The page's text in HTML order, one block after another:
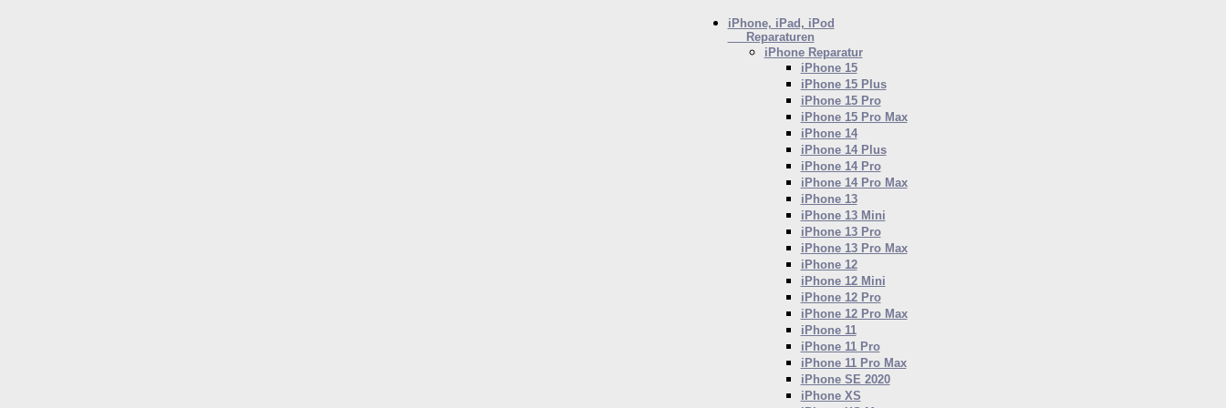
iPhone, iPad, iPod
Reparaturen
iPhoneReparatur
iPhone 15
iPhone 15 Plus
iPhone 15 Pro
iPhone 15 Pro Max
iPhone 14
iPhone 14 Plus
iPhone 14 Pro
iPhone 14 Pro Max
iPhone 13
iPhone 13 Mini
iPhone 13 Pro
iPhone 13 Pro Max
iPhone 12
iPhone 12 Mini
iPhone 12 Pro
iPhone 12 Pro Max
iPhone 11
iPhone 11 Pro
iPhone 11 Pro Max
iPhone SE 2020
iPhone XS